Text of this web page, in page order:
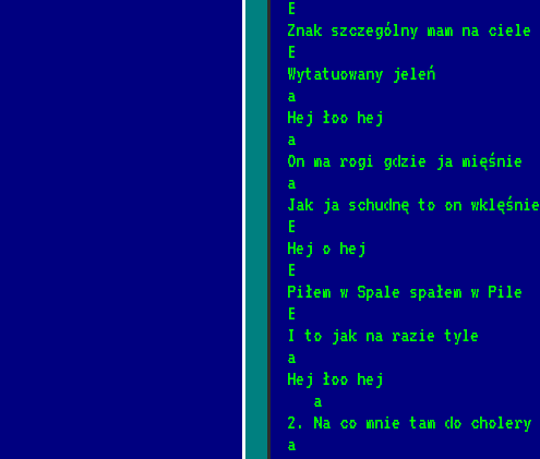
*
2/11/2026[Strachy na Lachy]
* Jingle bells
* Hiszpańskie dziewczyny
Morskie Opowieści
11/20/2024
E
Znak szczególny mam na ciele
E
Wytatuowany jeleń
a
Hej łoo hej
a
On ma rogi gdzie ja mięśnie
a
Jak ja schudnę to on wklęśnie
E
Hej o hej
E
Piłem w Spale spałem w Pile
E
I to jak na razie tyle
a
Hej łoo hej
   a
2. Na co mnie tam do cholery
a